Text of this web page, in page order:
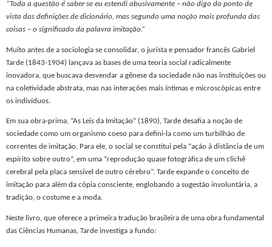
“Toda a questão é saber se eu estendi abusivamente – não digo do ponto de
vista das definições de dicionário, mas segundo uma noção mais profunda das
coisas – o significado da palavra imitação.”
Muito antes de a sociologia se consolidar, o jurista e pensador francês Gabriel
Tarde (1843-1904) lançava as bases de uma teoria social radicalmente
inovadora, que buscava desvendar a gênese da sociedade não nas instituições ou
na coletividade abstrata, mas nas interações mais íntimas e microscópicas entre
os indivíduos.
Em sua obra-prima, “As Leis da Imitação” (1890), Tarde desafia a noção de
sociedade como um organismo coeso para defini-la como um turbilhão de
correntes de imitação. Para ele, o social se constitui pela “ação à distância de um
espírito sobre outro”, em uma “reprodução quase fotográfica de um clichê
cerebral pela placa sensível de outro cérebro”. Tarde expande o conceito de
imitação para além da cópia consciente, englobando a sugestão involuntária, a
tradição, o costume e a moda.
Neste livro, que oferece a primeira tradução brasileira de uma obra fundamental
das Ciências Humanas, Tarde investiga a fundo: